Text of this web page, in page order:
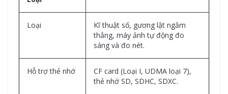
Loại
Kĩ thuật số, gương lật ngắm
thẳng, máy ảnh tự động đo
sáng và đo nét.
Hỗ trợ thẻ nhớ
CF card (Loại I, UDMA loại 7),
thẻ nhớ SD, SDHC, SDXC.